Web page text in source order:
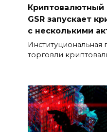
Криптовалютный
GSR запускает
с несколькими
Институциональная
торговли